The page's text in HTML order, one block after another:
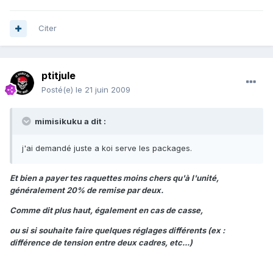
Citer
ptitjule
Posté(e) le 21 juin 2009
mimisikuku a dit :
j'ai demandé juste a koi serve les packages.
Et bien a payer tes raquettes moins chers qu'à l'unité,
généralement 20% de remise par deux.
Comme dit plus haut, également en cas de casse,
ou si si souhaite faire quelques réglages différents (ex :
différence de tension entre deux cadres, etc...)